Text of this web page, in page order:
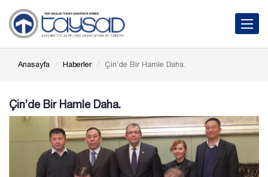
Toggle
Anasayfa Haberler Çin’de Bir Hamle Daha.
Çin’de Bir Hamle Daha.